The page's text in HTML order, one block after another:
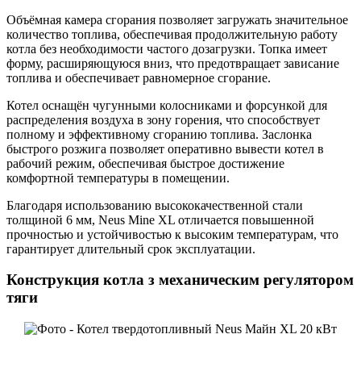
Объёмная камера сгорания позволяет загружать значительное
количество топлива, обеспечивая продолжительную работу
котла без необходимости частого дозагрузки. Топка имеет
форму, расширяющуюся вниз, что предотвращает зависание
топлива и обеспечивает равномерное сгорание.
Котел оснащён чугунными колосниками и форсункой для
распределения воздуха в зону горения, что способствует
полному и эффективному сгоранию топлива. Заслонка
быстрого розжига позволяет оперативно вывести котел в
рабочий режим, обеспечивая быстрое достижение
комфортной температуры в помещении.
Благодаря использованию высококачественной стали
толщиной 6 мм, Neus Mine XL отличается повышенной
прочностью и устойчивостью к высоким температурам, что
гарантирует длительный срок эксплуатации.
Конструкция котла з механическим регулятором
тяги